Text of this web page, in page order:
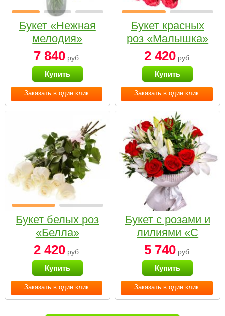
Заказать в один клик
Букет «Нежная
мелодия»
7 840 руб.
Купить
Заказать в один клик
Букет красных
роз «Малышка»
2 420руб.
Купить
Заказать в один клик
Букет белых роз
«Белла»
2 420 руб.
Купить
Заказать в один клик
Букет с розами и
лилиями «С
наилучшими
пожеланиями»
5 740руб.
Купить